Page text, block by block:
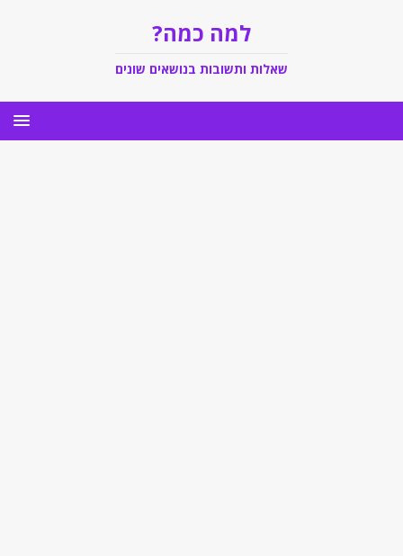
למה כמה?
שאלות ותשובות בנושאים שונים